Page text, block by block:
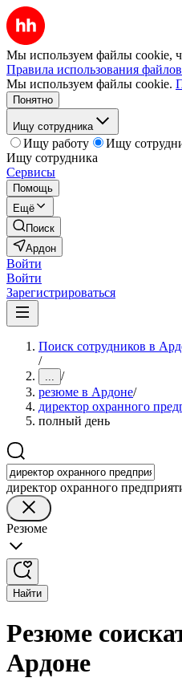
Мы используем файлы cookie,
Правила использования
Мы используем файлы cookie.
Понятно
Ищу сотрудника
Ищу работу
Ищу
Ищу сотрудника
Сервисы
Помощь
Ещё
Поиск
Ардон
Войти
Войти
Зарегистрироваться
Поиск сотрудников в
/
... /
резюме в Ардоне/
директор охранного
полный день
директор охранного
Резюме
Найти
Резюме
Ардоне